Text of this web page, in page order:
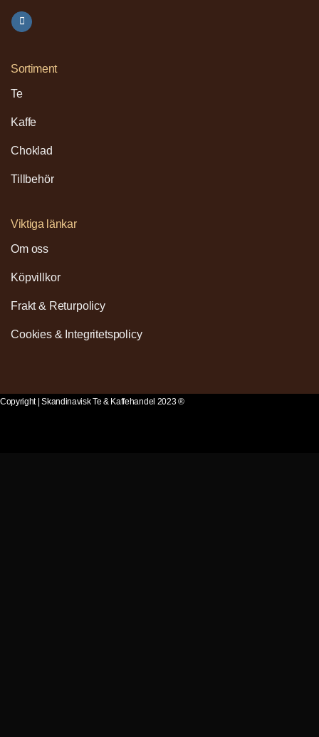
Sortiment
Te
Kaffe
Choklad
Tillbehör
Viktiga länkar
Om oss
Köpvillkor
Frakt & Returpolicy
Cookies & Integritetspolicy
Copyright | Skandinavisk Te & Kaffehandel 2023 ®